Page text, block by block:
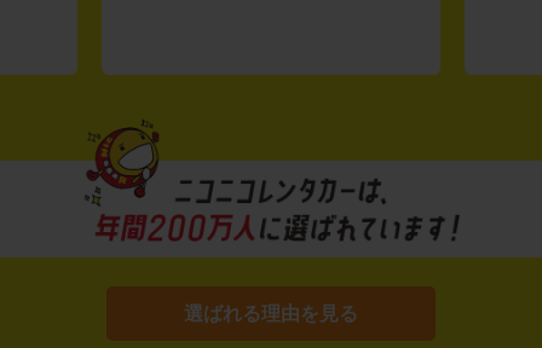
選ばれる理由を見る